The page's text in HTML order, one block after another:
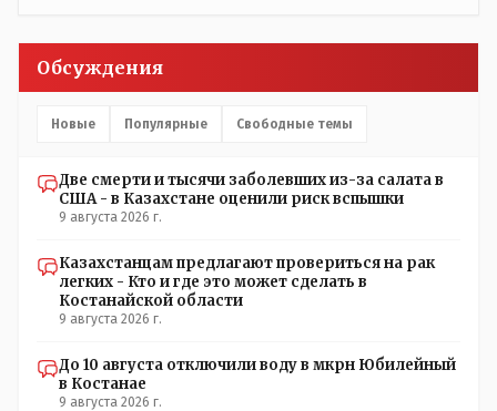
видимость ИНТРИГИ выборов, его как бы и якобы
НАКАЛ - и тот и этот без разрешения АП - и шага,
- идёт СКУЧНАЯ и НУДНАЯ и МОНОТОННАЯ и полностью
усмотрению: - их мгновенно лишать возможности идти
на выборы и не дадут им места в будущем Курултае: -
партиями.
Обсуждения
Новые Популярные Свободные темы
Две смерти и тысячи заболевших из-за салата в
США - в Казахстане оценили риск вспышки
9 августа 2026 г.
Казахстанцам предлагают провериться на рак
легких - Кто и где это может сделать в
Костанайской области
9 августа 2026 г.
До 10 августа отключили воду в мкрн Юбилейный
в Костанае
9 августа 2026 г.